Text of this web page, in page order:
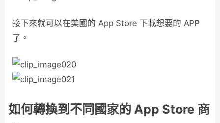
接下來就可以在美國的 App Store 下載想要的 APP
了。
如何轉換到不同國家的 App Store 商